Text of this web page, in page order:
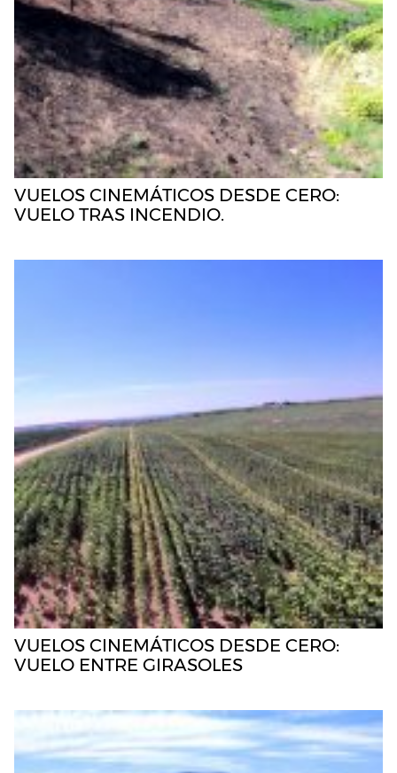
VUELOS CINEMÁTICOS DESDE CERO:
VUELO TRAS INCENDIO.
VUELOS CINEMÁTICOS DESDE CERO:
VUELO ENTRE GIRASOLES